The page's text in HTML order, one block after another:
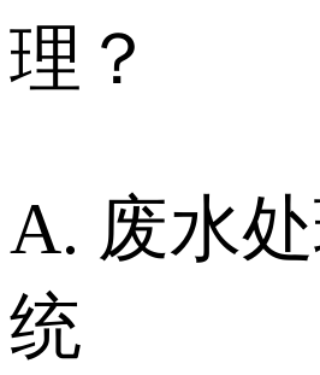
理？
A. 废水
统